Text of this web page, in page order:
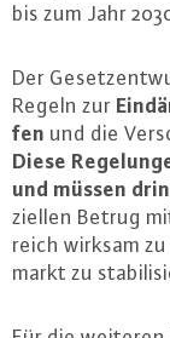
bis zum Jahr
Der
Regeln zur
fen und die
Diese
und müssen
zi­el­len Betrug
reich wirksam
markt zu